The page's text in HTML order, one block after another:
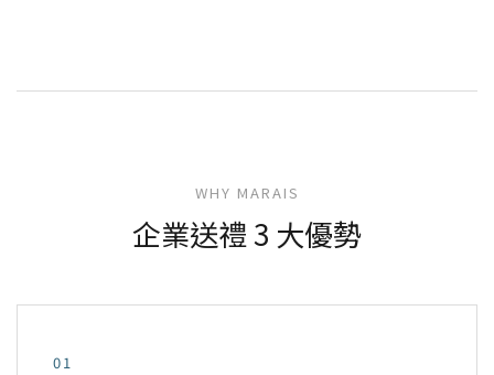
WHY MARAIS
企業送禮 3 大優勢
01